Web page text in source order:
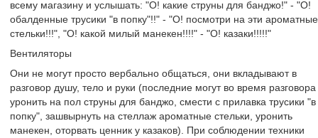
всему магазину и услышать: "О! какие струны для банджо!" - "О!
обалденные трусики "в попку"!!" - "О! посмотри на эти ароматные
стельки!!!", "О! какой милый манекен!!!!" - "О! казаки!!!!!"
Вентиляторы
Они не могут просто вербально общаться, они вкладывают в
разговор душу, тело и руки (последние могут во время разговора
уронить на пол струны для банджо, смести с прилавка трусики "в
попку", зашвырнуть на стеллаж ароматные стельки, уронить
манекен, оторвать ценник у казаков). При соблюдении техники